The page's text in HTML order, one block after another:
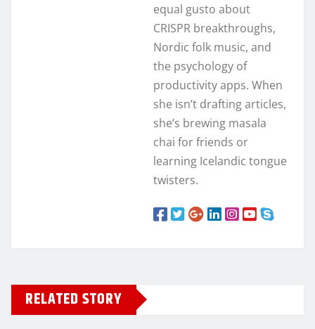
equal gusto about
CRISPR breakthroughs,
Nordic folk music, and
the psychology of
productivity apps. When
she isn’t drafting articles,
she’s brewing masala
chai for friends or
learning Icelandic tongue
twisters.
RELATED STORY